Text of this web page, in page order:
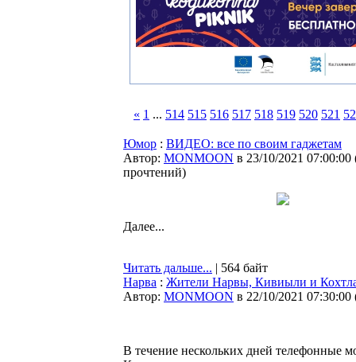
« 1 ... 514 515 516 517 518 519 520 521
Юмор : ВИДЕО: все по своим гаджетам
Автор: MONMOON в 23/10/2021 07:00:00
прочтений)
Далее...
Читать дальше... | 564 байт
Нарва : Жители Нарвы, Кивиыли и
Автор: MONMOON в 22/10/2021 07:30:00
В течение нескольких дней телефонные